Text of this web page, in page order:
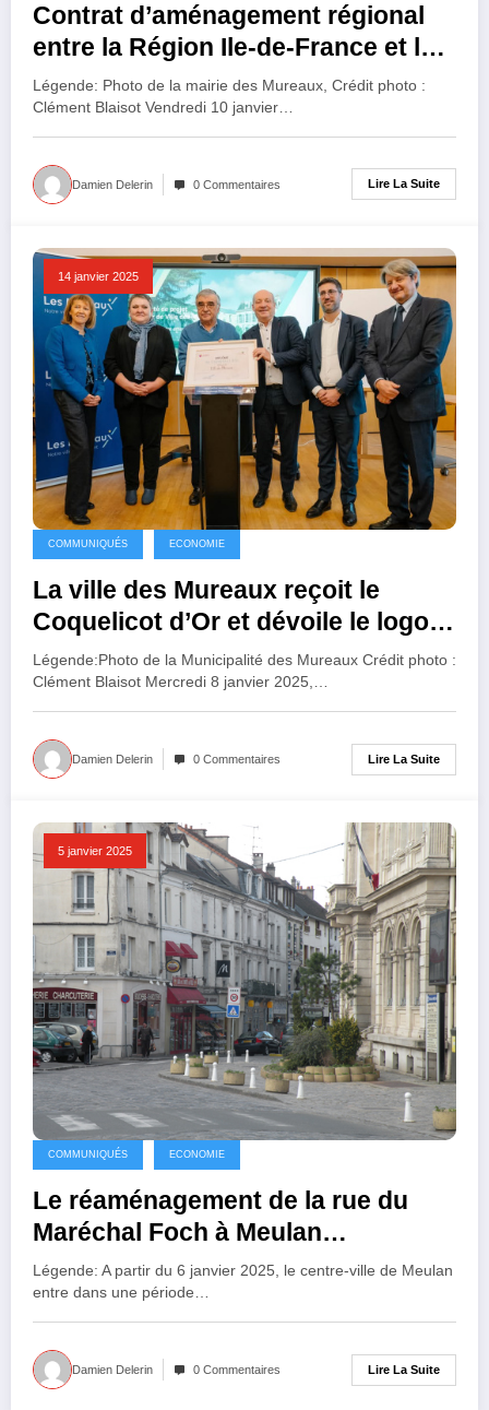
Contrat d’aménagement régional
entre la Région Ile-de-France et la
ville des Mureaux signé
Légende: Photo de la mairie des Mureaux, Crédit photo :
Clément Blaisot Vendredi 10 janvier…
Damien Delerin 0 Commentaires Lire La Suite
14 janvier 2025
COMMUNIQUÉS ECONOMIE
La ville des Mureaux reçoit le
Coquelicot d’Or et dévoile le logo
d’Action Cœur de Ville
Légende:Photo de la Municipalité des Mureaux Crédit photo :
Clément Blaisot Mercredi 8 janvier 2025,…
Damien Delerin 0 Commentaires Lire La Suite
5 janvier 2025
COMMUNIQUÉS ECONOMIE
Le réaménagement de la rue du
Maréchal Foch à Meulan
commence
Légende: A partir du 6 janvier 2025, le centre-ville de Meulan
entre dans une période…
Damien Delerin 0 Commentaires Lire La Suite